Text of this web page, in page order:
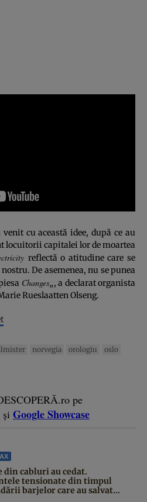
cu această idee, după ce au
locuitorii capitalei lor de moartea
reflectă o atitudine care se
De asemenea, nu se punea
Changes„, a declarat organista
Rueslaatten Olseng.
norvegia orologiu
oslo
pe
și Google Showcase
din cabluri au cedat.
tensionate din timpul
barjelor care au salvat...